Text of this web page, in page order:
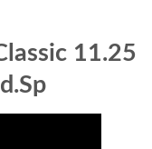
11.25